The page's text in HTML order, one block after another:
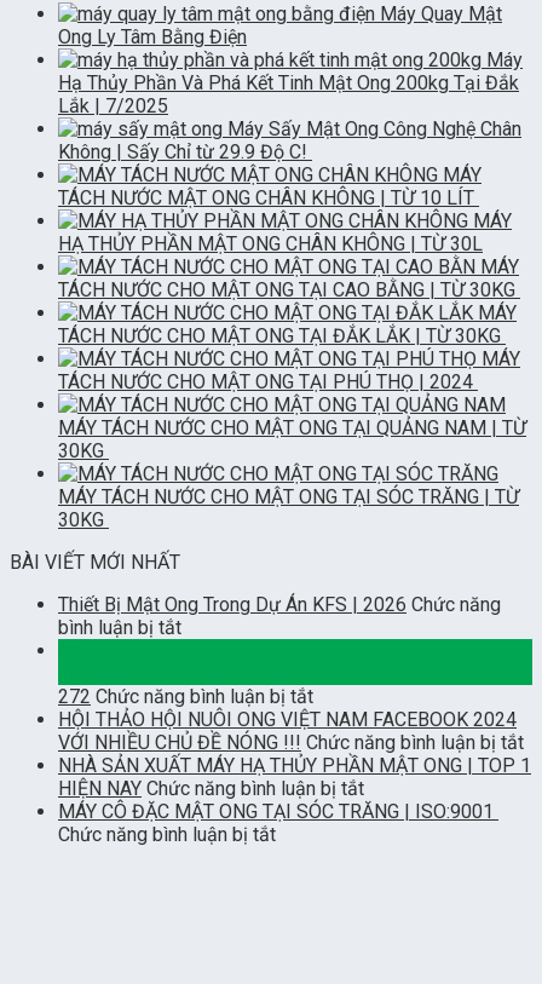
Máy Quay Mật
Ong Ly Tâm Bằng Điện
Máy
Hạ Thủy Phần Và Phá Kết Tinh Mật Ong 200kg Tại Đắk
Lắk | 7/2025
Máy Sấy Mật Ong Công Nghệ Chân
Không | Sấy Chỉ từ 29.9 Độ C!
MÁY
TÁCH NƯỚC MẬT ONG CHÂN KHÔNG | TỪ 10 LÍT
MÁY
HẠ THỦY PHẦN MẬT ONG CHÂN KHÔNG | TỪ 30L
MÁY
TÁCH NƯỚC CHO MẬT ONG TẠI CAO BẰNG | TỪ 30KG
MÁY
TÁCH NƯỚC CHO MẬT ONG TẠI ĐẮK LẮK | TỪ 30KG
MÁY
TÁCH NƯỚC CHO MẬT ONG TẠI PHÚ THỌ | 2024
MÁY TÁCH NƯỚC CHO MẬT ONG TẠI QUẢNG NAM | TỪ
30KG
MÁY TÁCH NƯỚC CHO MẬT ONG TẠI SÓC TRĂNG | TỪ
30KG
BÀI VIẾT MỚI NHẤT
Thiết Bị Mật Ong Trong Dự Án KFS | 2026 Chức năng
bình luận bị tắtở
Mật
Ong
Trong
Dự
Án
KFS
|
272 Chức năng bình luận bị tắtở
HỘI THẢO HỘI NUÔI ONG VIỆT NAM FACEBOOK 2024
VỚI NHIỀU CHỦ ĐỀ NÓNG !!! Chức năng bình luận bị tắtở
NHÀ SẢN XUẤT MÁY HẠ THỦY PHẦN MẬT ONG | TOP 1
HIỆN NAY Chức năng bình luận bị tắtở
NHÀ
MÁY CÔ ĐẶC MẬT ONG TẠI SÓC TRĂNG | ISO:9001
Chức năng bình luận bị tắtở